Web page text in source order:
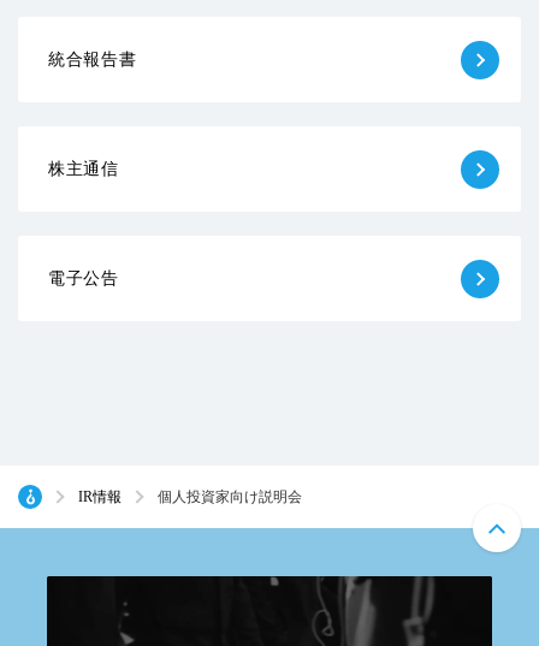
統合報告書
株主通信
電子公告
IR情報 個人投資家向け説明会